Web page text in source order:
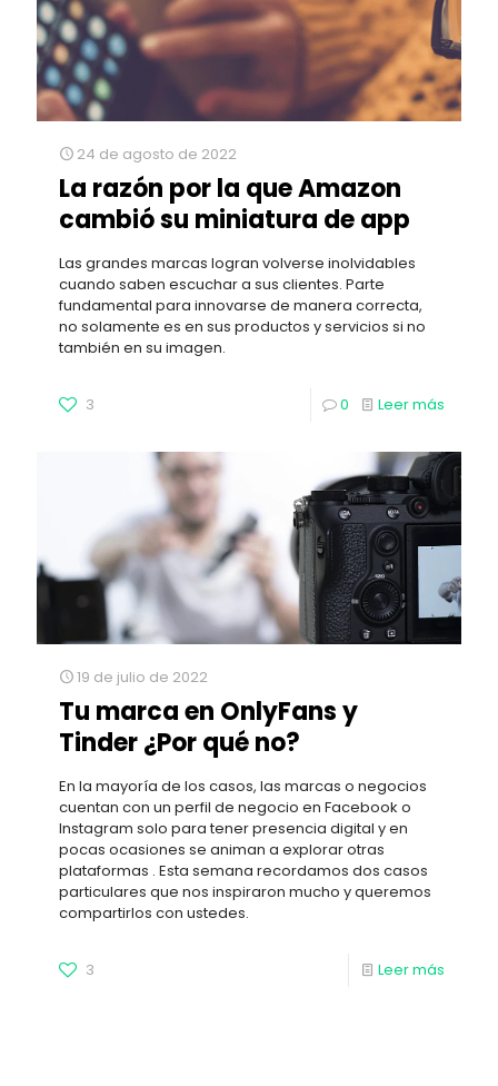
24 de agosto de 2022
La razón por la que Amazon
cambió su miniatura de app
Las grandes marcas logran volverse inolvidables
cuando saben escuchar a sus clientes. Parte
fundamental para innovarse de manera correcta,
no solamente es en sus productos y servicios si no
también en su imagen.
3 0 Leer más
19 de julio de 2022
Tu marca en OnlyFans y
Tinder ¿Por qué no?
En la mayoría de los casos, las marcas o negocios
cuentan con un perfil de negocio en Facebook o
Instagram solo para tener presencia digital y en
pocas ocasiones se animan a explorar otras
plataformas . Esta semana recordamos dos casos
particulares que nos inspiraron mucho y queremos
compartirlos con ustedes.
3 Leer más